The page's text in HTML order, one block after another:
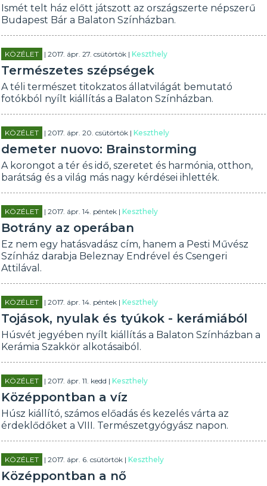
Ismét telt ház előtt játszott az országszerte népszerű
Budapest Bár a Balaton Színházban.
KÖZÉLET | 2017. ápr. 27. csütörtök |Keszthely
Természetes szépségek
A téli természet titokzatos állatvilágát bemutató
fotókból nyílt kiállítás a Balaton Színházban.
KÖZÉLET | 2017. ápr. 20. csütörtök |Keszthely
demeter nuovo: Brainstorming
A korongot a tér és idő, szeretet és harmónia, otthon,
barátság és a világ más nagy kérdései ihlették.
KÖZÉLET | 2017. ápr. 14. péntek |Keszthely
Botrány az operában
Ez nem egy hatásvadász cím, hanem a Pesti Művész
Színház darabja Beleznay Endrével és Csengeri
Attilával.
KÖZÉLET | 2017. ápr. 14. péntek |Keszthely
Tojások, nyulak és tyúkok - kerámiából
Húsvét jegyében nyílt kiállítás a Balaton Színházban a
Kerámia Szakkör alkotásaiból.
KÖZÉLET | 2017. ápr. 11. kedd |Keszthely
Középpontban a víz
Húsz kiállító, számos előadás és kezelés várta az
érdeklődőket a VIII. Természetgyógyász napon.
KÖZÉLET | 2017. ápr. 6. csütörtök |Keszthely
Középpontban a nő